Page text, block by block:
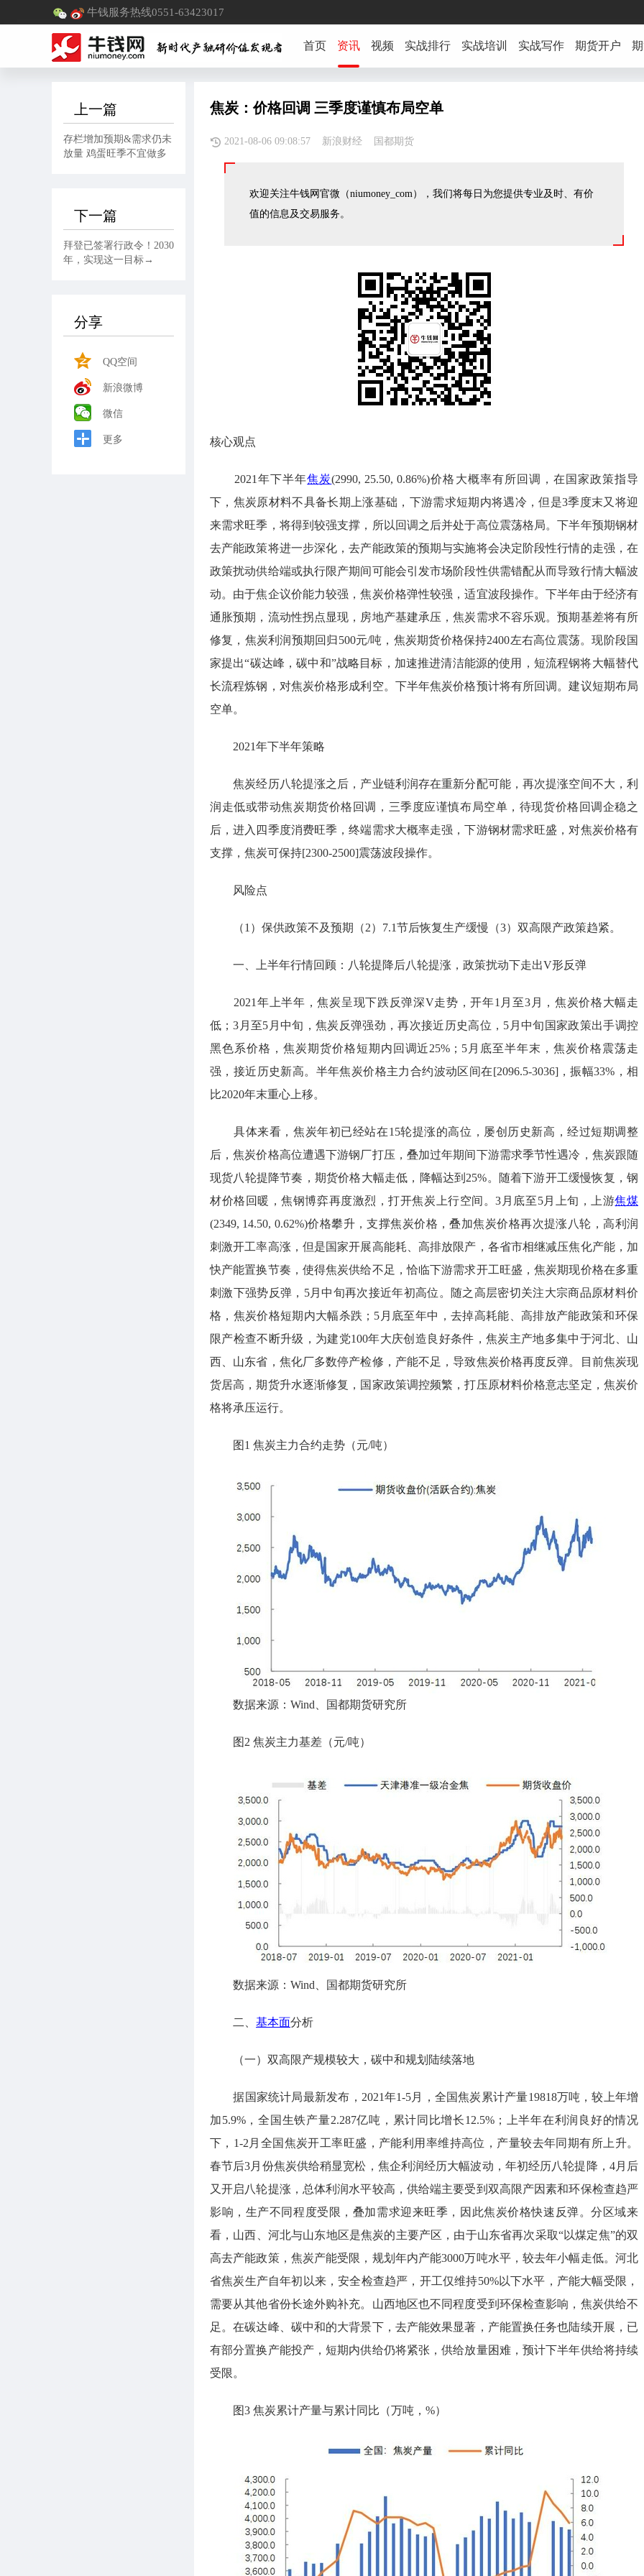
牛钱服务热线0551-63423017
首页 资讯 视频 实战排行 实战培训 实战写作 期货开户
上一篇
存栏增加预期&需求仍未
放量 鸡蛋旺季不宜做多
下一篇
拜登已签署行政令！2030
年，实现这一目标→
分享
QQ空间
新浪微博
微信
更多
焦炭：价格回调 三季度谨慎布局空单
2021-08-06 09:08:57 新浪财经 国都期货
欢迎关注牛钱网官微（niumoney_com），我们将每日为您提供专业及时、有价
值的信息及交易服务。
核心观点
2021年下半年焦炭(2990, 25.50, 0.86%)价格大概率有所回调，在国家政策指导
下，焦炭原材料不具备长期上涨基础，下游需求短期内将遇冷，但是3季度末又将迎
来需求旺季，将得到较强支撑，所以回调之后并处于高位震荡格局。下半年预期钢材
去产能政策将进一步深化，去产能政策的预期与实施将会决定阶段性行情的走强，在
政策扰动供给端或执行限产期间可能会引发市场阶段性供需错配从而导致行情大幅波
动。由于焦企议价能力较强，焦炭价格弹性较强，适宜波段操作。下半年由于经济有
通胀预期，流动性拐点显现，房地产基建承压，焦炭需求不容乐观。预期基差将有所
修复，焦炭利润预期回归500元/吨，焦炭期货价格保持2400左右高位震荡。现阶段国
家提出“碳达峰，碳中和”战略目标，加速推进清洁能源的使用，短流程钢将大幅替代
长流程炼钢，对焦炭价格形成利空。下半年焦炭价格预计将有所回调。建议短期布局
空单。
2021年下半年策略
焦炭经历八轮提涨之后，产业链利润存在重新分配可能，再次提涨空间不大，利
润走低或带动焦炭期货价格回调，三季度应谨慎布局空单，待现货价格回调企稳之
后，进入四季度消费旺季，终端需求大概率走强，下游钢材需求旺盛，对焦炭价格有
支撑，焦炭可保持[2300-2500]震荡波段操作。
风险点
（1）保供政策不及预期（2）7.1节后恢复生产缓慢（3）双高限产政策趋紧。
一、上半年行情回顾：八轮提降后八轮提涨，政策扰动下走出V形反弹
2021年上半年，焦炭呈现下跌反弹深V走势，开年1月至3月，焦炭价格大幅走
低；3月至5月中旬，焦炭反弹强劲，再次接近历史高位，5月中旬国家政策出手调控
黑色系价格，焦炭期货价格短期内回调近25%；5月底至半年末，焦炭价格震荡走
强，接近历史新高。半年焦炭价格主力合约波动区间在[2096.5-3036]，振幅33%，相
比2020年末重心上移。
具体来看，焦炭年初已经站在15轮提涨的高位，屡创历史新高，经过短期调整
后，焦炭价格高位遭遇下游钢厂打压，叠加过年期间下游需求季节性遇冷，焦炭跟随
现货八轮提降节奏，期货价格大幅走低，降幅达到25%。随着下游开工缓慢恢复，钢
材价格回暖，焦钢博弈再度激烈，打开焦炭上行空间。3月底至5月上旬，上游焦煤
(2349, 14.50, 0.62%)价格攀升，支撑焦炭价格，叠加焦炭价格再次提涨八轮，高利润
刺激开工率高涨，但是国家开展高能耗、高排放限产，各省市相继减压焦化产能，加
快产能置换节奏，使得焦炭供给不足，恰临下游需求开工旺盛，焦炭期现价格在多重
刺激下强势反弹，5月中旬再次接近年初高位。随之高层密切关注大宗商品原材料价
格，焦炭价格短期内大幅杀跌；5月底至年中，去掉高耗能、高排放产能政策和环保
限产检查不断升级，为建党100年大庆创造良好条件，焦炭主产地多集中于河北、山
西、山东省，焦化厂多数停产检修，产能不足，导致焦炭价格再度反弹。目前焦炭现
货居高，期货升水逐渐修复，国家政策调控频繁，打压原材料价格意志坚定，焦炭价
格将承压运行。
图1 焦炭主力合约走势（元/吨）
数据来源：Wind、国都期货研究所
图2 焦炭主力基差（元/吨）
数据来源：Wind、国都期货研究所
二、 基本面分析
（一）双高限产规模较大，碳中和规划陆续落地
据国家统计局最新发布，2021年1-5月，全国焦炭累计产量19818万吨，较上年增
加5.9%，全国生铁产量2.287亿吨，累计同比增长12.5%；上半年在利润良好的情况
下，1-2月全国焦炭开工率旺盛，产能利用率维持高位，产量较去年同期有所上升。
春节后3月份焦炭供给稍显宽松，焦企利润经历大幅波动，年初经历八轮提降，4月后
又开启八轮提涨，总体利润水平较高，供给端主要受到双高限产因素和环保检查趋严
影响，生产不同程度受限，叠加需求迎来旺季，因此焦炭价格快速反弹。分区域来
看，山西、河北与山东地区是焦炭的主要产区，由于山东省再次采取“以煤定焦”的双
高去产能政策，焦炭产能受限，规划年内产能3000万吨水平，较去年小幅走低。河北
省焦炭生产自年初以来，安全检查趋严，开工仅维持50%以下水平，产能大幅受限，
需要从其他省份长途外购补充。山西地区也不同程度受到环保检查影响，焦炭供给不
足。在碳达峰、碳中和的大背景下，去产能效果显著，产能置换任务也陆续开展，已
有部分置换产能投产，短期内供给仍将紧张，供给放量困难，预计下半年供给将持续
受限。
图3 焦炭累计产量与累计同比（万吨，%）